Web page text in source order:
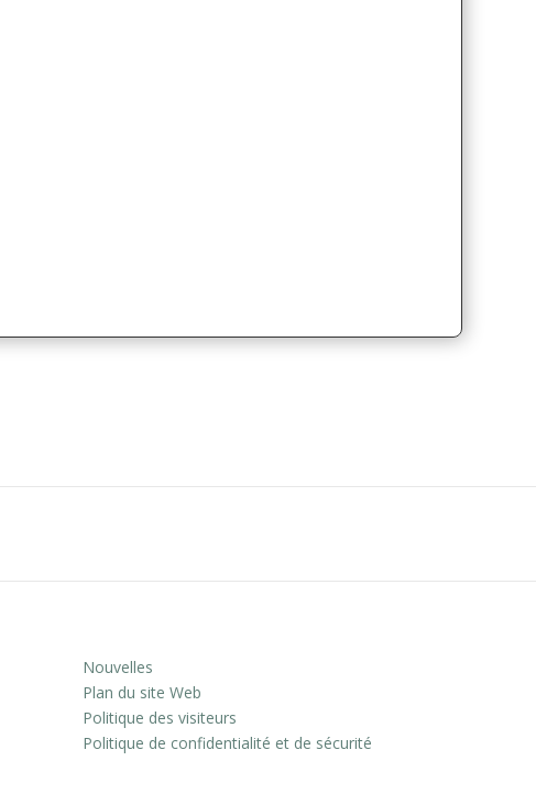
Nouvelles
Plan du site Web
Politique des visiteurs
Politique de confidentialité et de sécurité